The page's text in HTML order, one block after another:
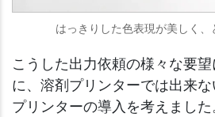
はっきりした色表現が美しく
こうした出力依頼の様々な要
に、溶剤プリンターでは出来
プリンターの導入を考えまし